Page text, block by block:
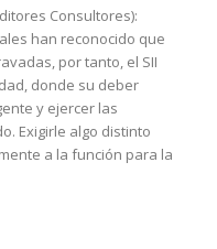
Consultores):
han reconocido que
por tanto, el SII
donde su deber
y ejercer las
Exigirle algo distinto
a la función para la